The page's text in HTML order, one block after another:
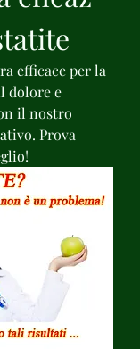
efficace per la
dolore e
il nostro
Prova